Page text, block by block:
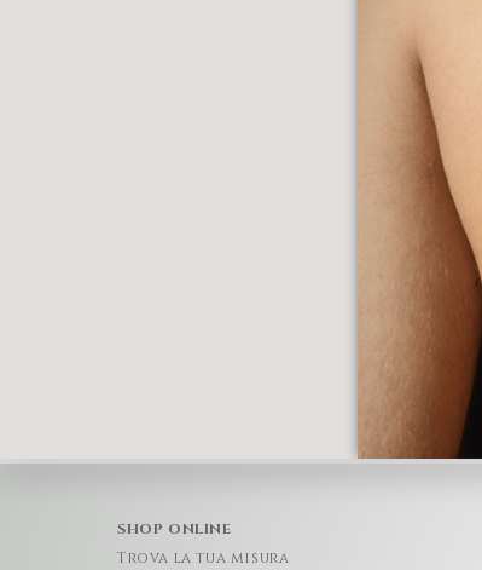
SHOP ONLINE
Trova la tua misura